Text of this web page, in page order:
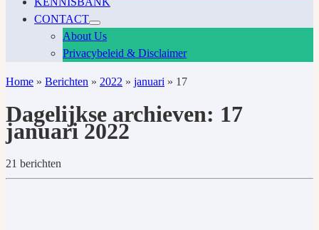
CONTACT
About Us
Privacybeleid & Disclaimer
Home » Berichten » 2022 » januari » 17
Dagelijkse archieven: 17
januari 2022
21 berichten